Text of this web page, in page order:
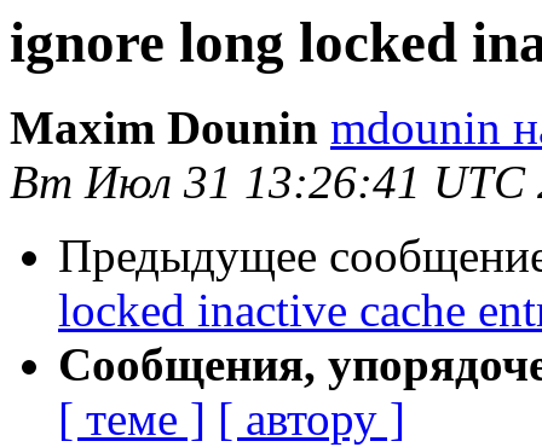
ignore long locked
Maxim Dounin mdounin
Вт Июл 31 13:26:41 UTC
Предыдущее
locked inactive cache
Сообщения,
[ теме ] [ автору ]